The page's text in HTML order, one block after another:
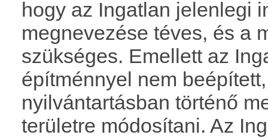
hogy az Ingatlan jelenlegi
megnevezése téves, és a
szükséges. Emellett az
építménnyel nem
nyilvántartásban történő
területre módosítani. Az